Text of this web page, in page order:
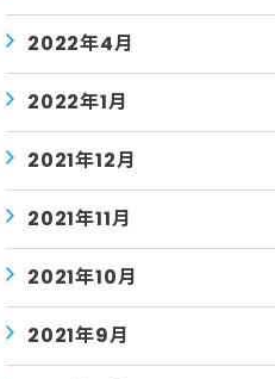
2022年4月
2022年1月
2021年12月
2021年11月
2021年10月
2021年9月